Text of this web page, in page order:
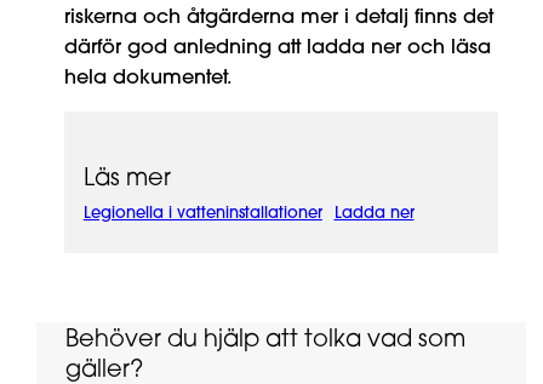
riskerna och åtgärderna mer i detalj finns det
därför god anledning att ladda ner och läsa
hela dokumentet.
Läs mer
Legionella i vatteninstallationer Ladda ner
Behöver du hjälp att tolka vad som
gäller?